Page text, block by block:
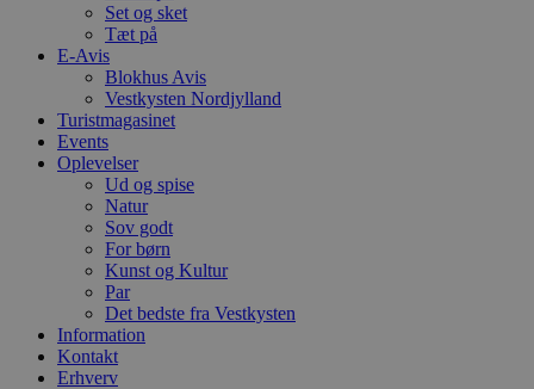
Set og sket
Tæt på
E-Avis
Blokhus Avis
Vestkysten Nordjylland
Turistmagasinet
Events
Oplevelser
Ud og spise
Natur
Sov godt
For børn
Kunst og Kultur
Par
Det bedste fra Vestkysten
Information
Kontakt
Erhverv